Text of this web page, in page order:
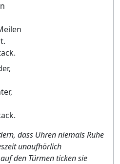
dass Uhren niemals Ruhe
unaufhörlich
den Türmen ticken sie